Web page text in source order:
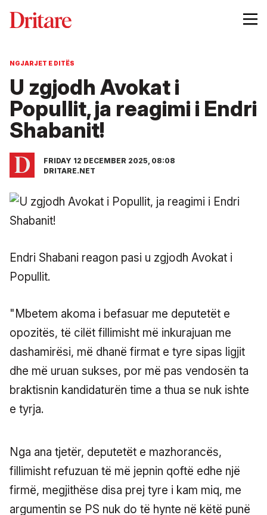
NGJARJET E DITËS
U zgjodh Avokat i
Popullit, ja reagimi i Endri
Shabanit!
FRIDAY 12 DECEMBER 2025, 08:08
DRITARE.NET
Endri Shabani reagon pasi u zgjodh Avokat i
Popullit.
"Mbetem akoma i befasuar me deputetët e
opozitës, të cilët fillimisht më inkurajuan me
dashamirësi, më dhanë firmat e tyre sipas ligjit
dhe më uruan sukses, por më pas vendosën ta
braktisnin kandidaturën time a thua se nuk ishte
e tyrja.
Nga ana tjetër, deputetët e mazhorancës,
fillimisht refuzuan të më jepnin qoftë edhe një
firmë, megjithëse disa prej tyre i kam miq, me
argumentin se PS nuk do të hynte në këtë punë